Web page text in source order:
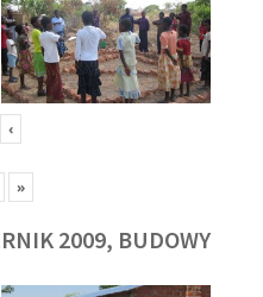
‹
»
2009, BUDOWY